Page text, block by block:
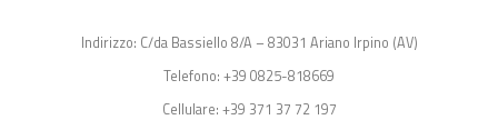
Indirizzo: C/da Bassiello 8/A – 83031 Ariano Irpino (AV)
Telefono: +39 0825-818669
Cellulare: +39 371 37 72 197